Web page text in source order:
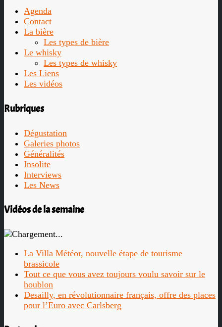
Agenda
Contact
La bière
Les types de bière
Le whisky
Les types de whisky
Les Liens
Les vidéos
Rubriques
Dégustation
Galeries photos
Généralités
Insolite
Interviews
Les News
Vidéos de la semaine
La Villa Météor, nouvelle étape de tourisme
brassicole
Tout ce que vous avez toujours voulu savoir sur le
houblon
Desailly, en révolutionnaire français, offre des places
pour l’Euro avec Carlsberg